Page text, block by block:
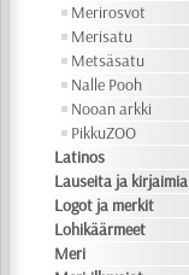
Merirosvot
Merisatu
Metsäsatu
Nalle Pooh
Nooan arkki
PikkuZOO
Latinos
Lauseita ja kirjaimia
Logot ja merkit
Lohikäärmeet
Meri